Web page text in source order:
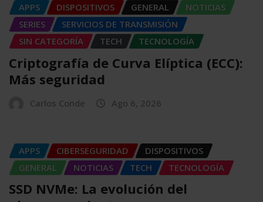
APPS DISPOSITIVOS GENERAL
NOTICIAS
SERIES
SERVICIOS DE TRANSMISIÓN
SIN CATEGORÍA
TECH TECNOLOGÍA
Criptografía de Curva Elíptica (ECC):
Más seguridad
Carlos Conde Ago 6, 2026
APPS CIBERSEGURIDAD
DISPOSITIVOS
GENERAL
NOTICIAS TECH TECNOLOGÍA
SSD NVMe: La evolución del